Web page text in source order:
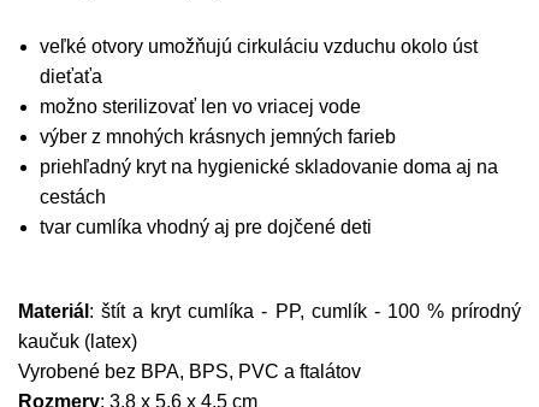
veľké otvory umožňujú cirkuláciu vzduchu okolo úst
dieťaťa
možno sterilizovať len vo vriacej vode
výber z mnohých krásnych jemných farieb
priehľadný kryt na hygienické skladovanie doma aj na
cestách
tvar cumlíka vhodný aj pre dojčené deti
Materiál : štít a kryt cumlíka - PP, cumlík - 100 % prírodný
kaučuk (latex)
Vyrobené bez BPA, BPS, PVC a ftalátov
Rozmery: 3,8 x 5,6 x 4,5 cm